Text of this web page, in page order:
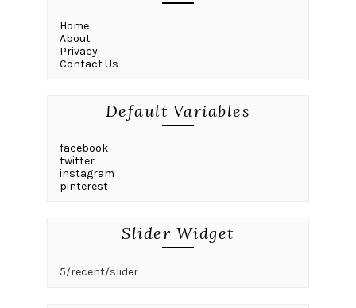
Home
About
Privacy
Contact Us
Default Variables
facebook
twitter
instagram
pinterest
Slider Widget
5/recent/slider